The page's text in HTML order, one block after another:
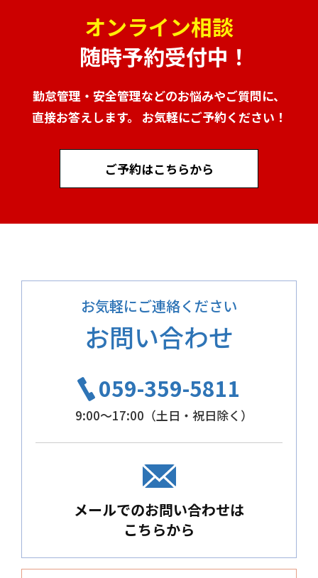
オンライン相談
随時予約受付中！
勤怠管理・安全管理などのお悩みやご質問に、
直接お答えします。 お気軽にご予約ください！
ご予約はこちらから
お気軽にご連絡ください
お問い合わせ
059-359-5811
9:00～17:00（土日・祝日除く）
メールでのお問い合わせは
こちらから